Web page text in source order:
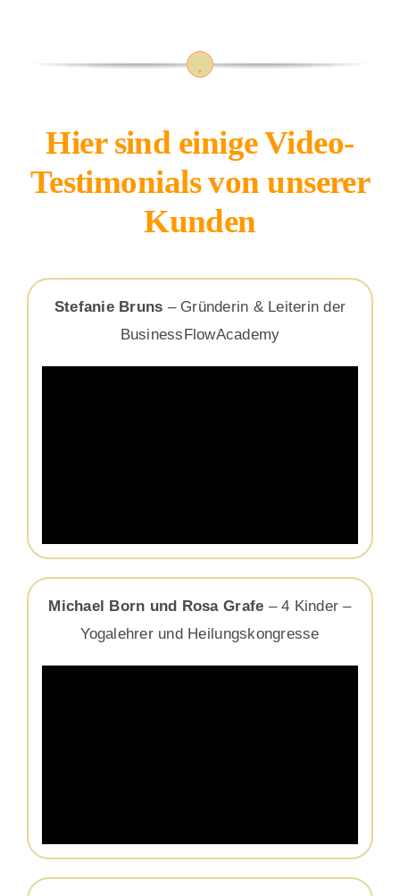
Hier sind einige Video-
Testimonials von unserer
Kunden
Stefanie Bruns – Gründerin & Leiterin der
BusinessFlowAcademy
Michael Born und Rosa Grafe – 4 Kinder –
Yogalehrer und Heilungskongresse